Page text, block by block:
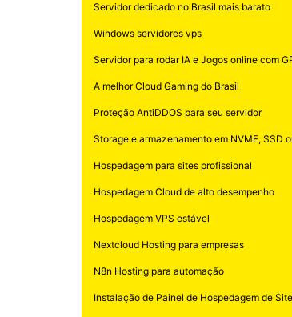
Servidor dedicado no Brasil mais barato
Windows servidores vps
Servidor para rodar IA e Jogos online com
A melhor Cloud Gaming do Brasil
Proteção AntiDDOS para seu servidor
Storage e armazenamento em NVME, SSD
Hospedagem para sites profissional
Hospedagem Cloud de alto desempenho
Hospedagem VPS estável
Nextcloud Hosting para empresas
N8n Hosting para automação
Instalação de Painel de Hospedagem de